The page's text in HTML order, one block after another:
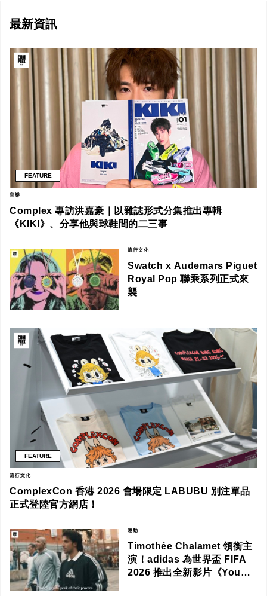
最新資訊
FEATURE
音樂
Complex 專訪洪嘉豪｜以雜誌形式分集推出專輯
《KIKI》、分享他與球鞋間的二三事
流行文化
Swatch x Audemars Piguet
Royal Pop 聯乘系列正式來
襲
FEATURE
流行文化
ComplexCon 香港 2026 會場限定 LABUBU 別注單品
正式登陸官方網店！
運動
Timothée Chalamet 領銜主
演！adidas 為世界盃 FIFA
2026 推出全新影片《You